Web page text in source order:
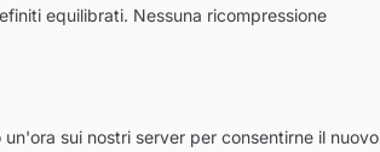
equilibrati. Nessuna ricompressione
sui nostri server per consentirne il nuovo